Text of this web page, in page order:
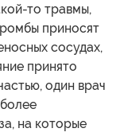
то травмы,
приносят
сосудах,
принято
один врач
на которые